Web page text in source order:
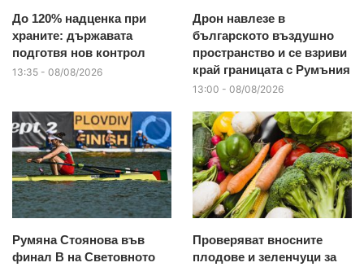
До 120% надценка при
храните: държавата
подготвя нов контрол
13:35 - 08/08/2026
Дрон навлезе в
българското въздушно
пространство и се взриви
край границата с Румъния
13:00 - 08/08/2026
Румяна Стоянова във
финал B на Световното
Проверяват вносните
плодове и зеленчуци за